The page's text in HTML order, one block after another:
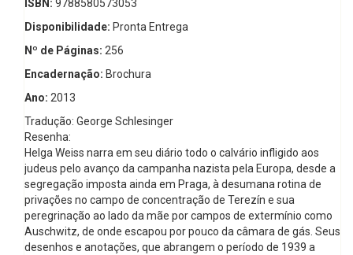
ISBN: 9788580573053
Disponibilidade: Pronta Entrega
Nº de Páginas: 256
Encadernação: Brochura
Ano: 2013
Tradução: George Schlesinger
Resenha:
Helga Weiss narra em seu diário todo o calvário infligido aos
judeus pelo avanço da campanha nazista pela Europa, desde a
segregação imposta ainda em Praga, à desumana rotina de
privações no campo de concentração de Terezín e sua
peregrinação ao lado da mãe por campos de extermínio como
Auschwitz, de onde escapou por pouco da câmara de gás. Seus
desenhos e anotações, que abrangem o período de 1939 a